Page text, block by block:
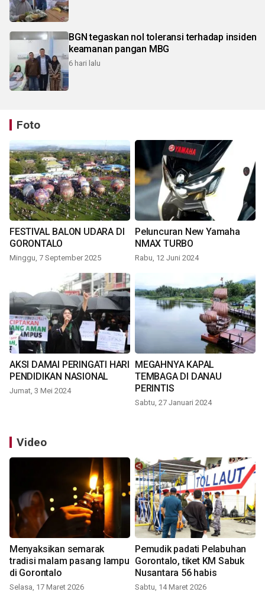
BGN tegaskan nol toleransi terhadap insiden
keamanan pangan MBG
6 hari lalu
Foto
FESTIVAL BALON UDARA DI
GORONTALO
Minggu, 7 September 2025
Peluncuran New Yamaha
NMAX TURBO
Rabu, 12 Juni 2024
AKSI DAMAI PERINGATI HARI
PENDIDIKAN NASIONAL
Jumat, 3 Mei 2024
MEGAHNYA KAPAL
TEMBAGA DI DANAU
PERINTIS
Sabtu, 27 Januari 2024
Video
Menyaksikan semarak
tradisi malam pasang lampu
di Gorontalo
Selasa, 17 Maret 2026
Pemudik padati Pelabuhan
Gorontalo, tiket KM Sabuk
Nusantara 56 habis
Sabtu, 14 Maret 2026